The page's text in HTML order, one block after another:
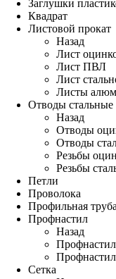
Заглушки
Квадрат
Листовой прокат
Назад
Лист
Лист ПВЛ
Лист
Листы
Отводы стальные
Назад
Отводы
Отводы
Резьбы
Резьбы
Петли
Проволока
Профильная
Профнастил
Назад
Сетка